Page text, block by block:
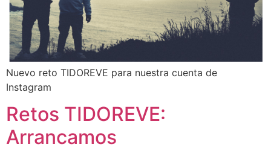
Nuevo reto TIDOREVE para nuestra cuenta de
Instagram
Retos TIDOREVE:
Arrancamos